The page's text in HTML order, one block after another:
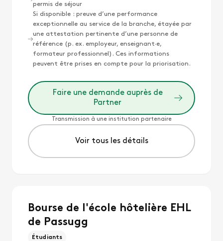
permis de séjour
Si disponible : preuve d’une performance
exceptionnelle au service de la branche, étayée par
une attestation pertinente d’une personne de
référence (p. ex. employeur, enseignant·e,
formateur professionnel). Ces informations
peuvent être prises en compte pour la priorisation.
Faire une demande auprès de
Partner
Transmission à une institution partenaire
Voir tous les détails
Bourse de l'école hôtelière EHL
de Passugg
Étudiants